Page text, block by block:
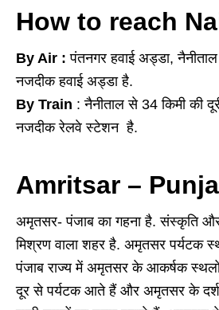
How to reach
By Air : पंतनगर हवाई अड्डा,
नजदीक हवाई अड्डा है.
By Train : नैनीताल से 34 किमी की
नजदीक रेलवे स्टेशन है.
Amritsar –
अमृतसर- पंजाब का गहना है. संस्कृति और
मिश्रण वाला शहर है. अमृतसर पर्यटक
पंजाब राज्य में अमृतसर के आकर्षक
दूर से पर्यटक आते हैं और अमृतसर के